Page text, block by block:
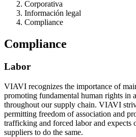
Corporativa
Información legal
Compliance
Compliance
Labor
VIAVI recognizes the importance of
promoting fundamental human rights in
throughout our supply chain. VIAVI
permitting freedom of association and
trafficking and forced labor and expects
suppliers to do the same.